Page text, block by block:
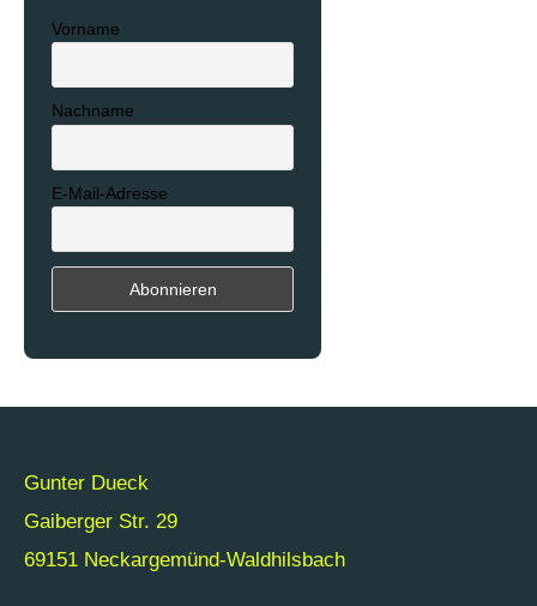
Vorname
Nachname
E-Mail-Adresse
Gunter Dueck
Gaiberger Str. 29
69151 Neckargemünd-Waldhilsbach